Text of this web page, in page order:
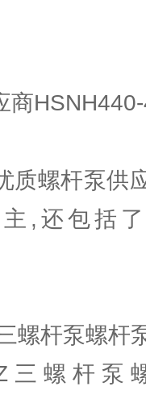
商
质螺杆泵供
,还包括
螺杆泵螺杆
三螺杆